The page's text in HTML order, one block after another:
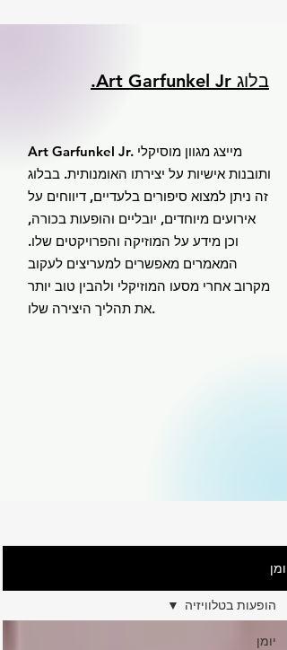
בלוג Art Garfunkel Jr.
Art Garfunkel Jr. מייצג מגוון מוסיקלי
ותובנות אישיות על יצירתו האומנותית. בבלוג
זה ניתן למצוא סיפורים בלעדיים, דיווחים על
אירועים מיוחדים, יובליים והופעות בכורה,
וכן מידע על המוזיקה והפרויקטים שלו.
המאמרים מאפשרים למעריצים לעקוב
מקרוב אחרי מסעו המוזיקלי ולהבין טוב יותר
את תהליך היצירה שלו.
יומן
יומן
הופעות בטלוויזיה